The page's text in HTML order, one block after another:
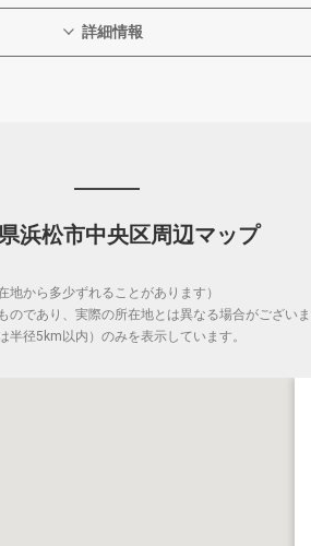
詳細情報
浜松市中央区周辺マップ
から多少ずれることがあります）
であり、実際の所在地とは異なる場合がございま
径5km以内）のみを表示しています。